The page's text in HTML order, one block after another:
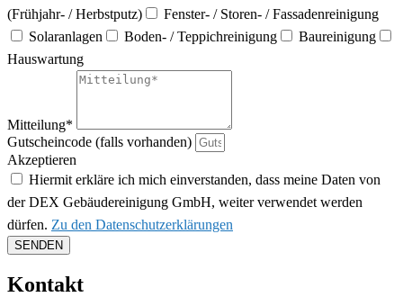
(Frühjahr- / Herbstputz)
Fenster- / Storen- / Fassadenreinigung
Solaranlagen
Boden- / Teppichreinigung
Baureinigung
Hauswartung
Mitteilung*
Gutscheincode (falls vorhanden)
Akzeptieren
Hiermit erkläre ich mich einverstanden, dass meine Daten von
der DEX Gebäudereinigung GmbH, weiter verwendet werden
dürfen. Zu den Datenschutzerklärungen
SENDEN
Kontakt